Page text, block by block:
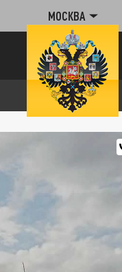
МОСКВА